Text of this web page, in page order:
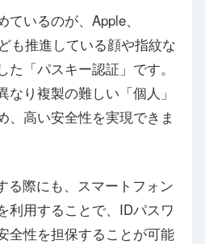
いるのが、Apple、
も推進している顔や指紋な
た「パスキー認証」です。
り複製の難しい「個人」
、高い安全性を実現できま
る際にも、スマートフォン
利用することで、IDパスワ
全性を担保することが可能